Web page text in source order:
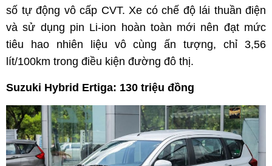
số tự động vô cấp CVT. Xe có chế độ lái thuần điện
và sử dụng pin Li-ion hoàn toàn mới nên đạt mức
tiêu hao nhiên liệu vô cùng ấn tượng, chỉ 3,56
lít/100km trong điều kiện đường đô thị.
Suzuki Hybrid Ertiga: 130 triệu đồng